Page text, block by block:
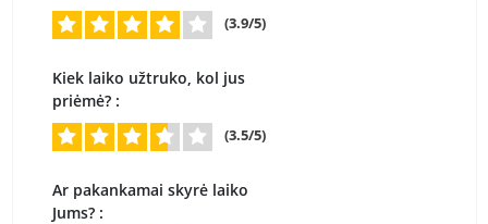
(3.9/5)
Kiek laiko užtruko, kol jus
priėmė? :
(3.5/5)
Ar pakankamai skyrė laiko
Jums? :